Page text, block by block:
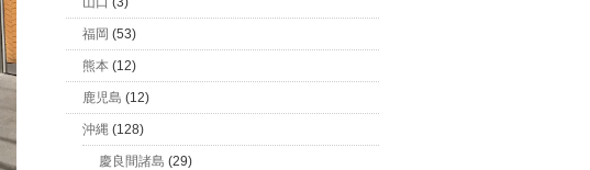
福岡 (53)
熊本 (12)
鹿児島 (12)
沖縄 (128)
慶良間諸島 (29)